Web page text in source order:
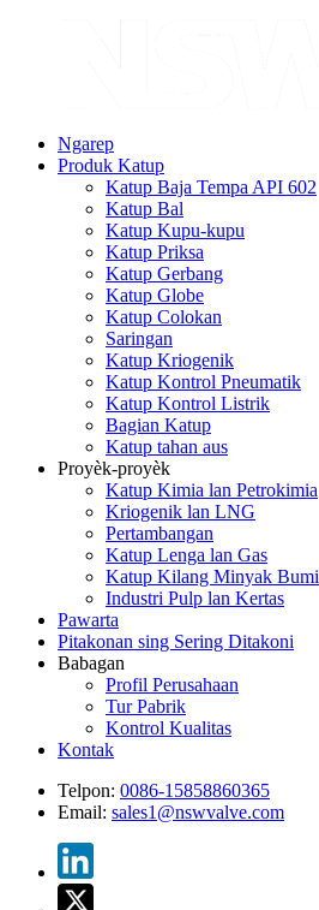
Ngarep
Produk Katup
Katup Baja Tempa API 602
Katup Bal
Katup Kupu-kupu
Katup Priksa
Katup Gerbang
Katup Globe
Katup Colokan
Saringan
Katup Kriogenik
Katup Kontrol Pneumatik
Katup Kontrol Listrik
Bagian Katup
Katup tahan aus
Proyèk-proyèk
Katup Kimia lan Petrokimia
Kriogenik lan LNG
Pertambangan
Katup Lenga lan Gas
Katup Kilang Minyak Bumi
Industri Pulp lan Kertas
Pawarta
Pitakonan sing Sering Ditakoni
Babagan
Profil Perusahaan
Tur Pabrik
Kontrol Kualitas
Kontak
Telpon: 0086-15858860365
Email: sales1@nswvalve.com